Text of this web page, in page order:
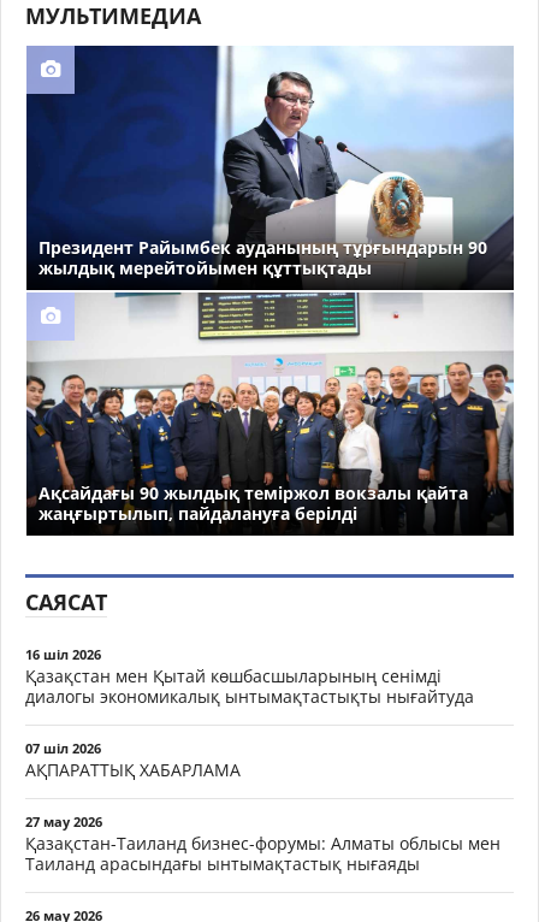
МУЛЬТИМЕДИА
Президент Райымбек ауданының тұрғындарын 90
жылдық мерейтойымен құттықтады
Ақсайдағы 90 жылдық теміржол вокзалы қайта
жаңғыртылып, пайдалануға берілді
САЯСАТ
16 шіл 2026
Қазақстан мен Қытай көшбасшыларының сенімді
диалогы экономикалық ынтымақтастықты нығайтуда
07 шіл 2026
АҚПАРАТТЫҚ ХАБАРЛАМА
27 мау 2026
Қазақстан-Таиланд бизнес-форумы: Алматы облысы мен
Таиланд арасындағы ынтымақтастық нығаяды
26 мау 2026